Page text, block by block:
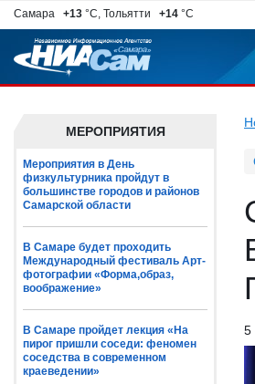
Самара +13 °C, Тольятти +14 °C
МЕРОПРИЯТИЯ
Мероприятия в День
физкультурника пройдут в
большинстве городов и районов
Самарской области
В Самаре будет проходить
Международный фестиваль Арт-
фотографии «Форма,образ,
воображение»
В Самаре пройдет лекция «На
пирог пришли соседи: феномен
соседства в современном
краеведении»
5